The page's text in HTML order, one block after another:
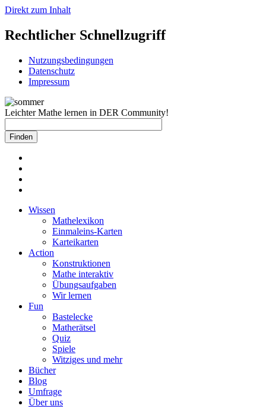
Direkt zum Inhalt
Rechtlicher Schnellzugriff
Nutzungsbedingungen
Datenschutz
Impressum
Leichter Mathe lernen in DER Community!
Wissen
Mathelexikon
Einmaleins-Karten
Karteikarten
Action
Konstruktionen
Mathe interaktiv
Übungsaufgaben
Wir lernen
Fun
Bastelecke
Matherätsel
Quiz
Spiele
Witziges und mehr
Bücher
Blog
Umfrage
Über uns